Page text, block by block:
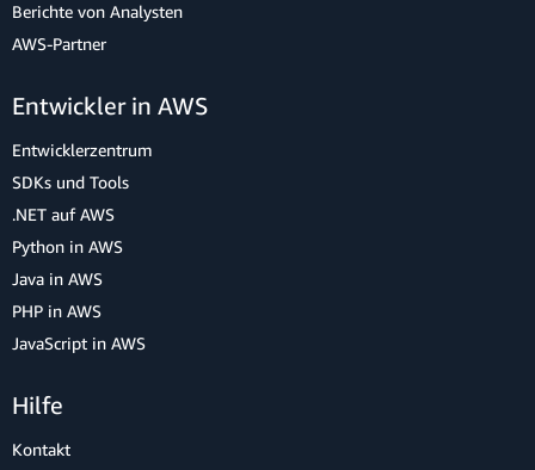
Berichte von Analysten
AWS-Partner
Entwickler in AWS
Entwicklerzentrum
SDKs und Tools
.NET auf AWS
Python in AWS
Java in AWS
PHP in AWS
JavaScript in AWS
Hilfe
Kontakt